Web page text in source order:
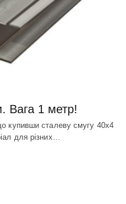
Вага 1 метр!
купивши сталеву смугу 40х4
для різних…